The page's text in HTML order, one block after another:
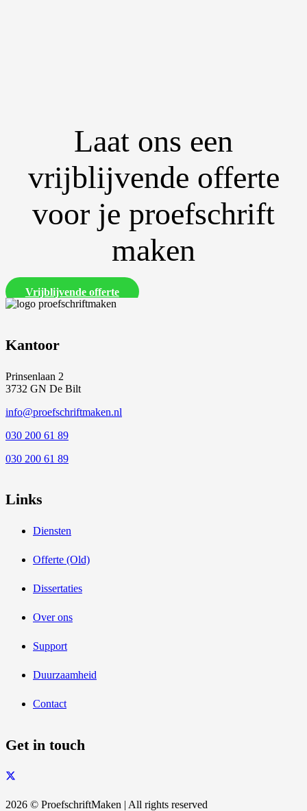
Laat ons een
vrijblijvende offerte
voor je proefschrift
maken
Vrijblijvende offerte
Kantoor
Prinsenlaan 2
3732 GN De Bilt
info@proefschriftmaken.nl
030 200 61 89
030 200 61 89
Links
Diensten
Offerte (Old)
Dissertaties
Over ons
Support
Duurzaamheid
Contact
Get in touch
2026 © ProefschriftMaken | All rights reserved